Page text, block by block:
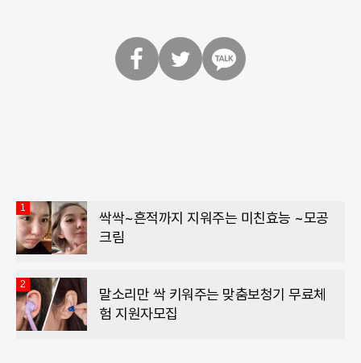
1
싹싹~흔적까지 지워주는 미친효능 ~모공
크림
2
말소리만 싹 키워주는 맞춤보청기 무료체
험 지원자모집